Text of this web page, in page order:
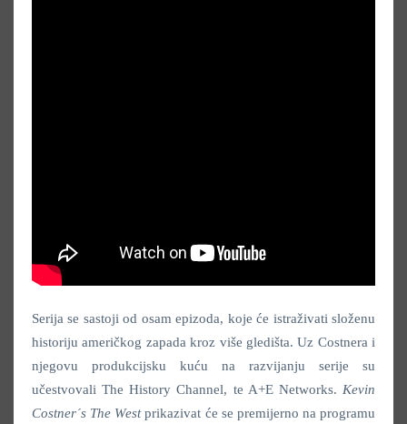
Serija se sastoji od osam epizoda, koje će istraživati složenu
historiju američkog zapada kroz više gledišta. Uz Costnera i
njegovu produkcijsku kuću na razvijanju serije su
učestvovali The History Channel, te A+E Networks. Kevin
Costner´s The Westprikazivat će se premijerno na programu